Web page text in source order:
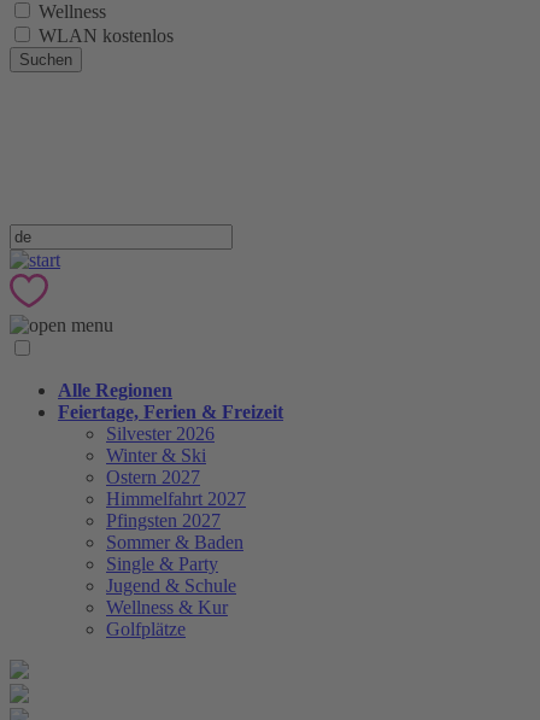
Wellness
WLAN kostenlos
Suchen
Alle Regionen
Feiertage, Ferien & Freizeit
Silvester 2026
Winter & Ski
Ostern 2027
Himmelfahrt 2027
Pfingsten 2027
Sommer & Baden
Single & Party
Jugend & Schule
Wellness & Kur
Golfplätze